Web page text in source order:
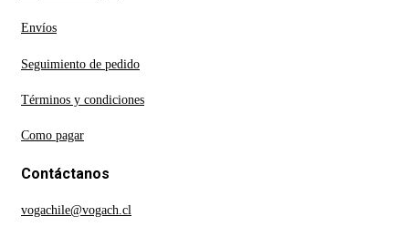
Envíos
Seguimiento de pedido
Términos y condiciones
Como pagar
Contáctanos
vogachile@vogach.cl